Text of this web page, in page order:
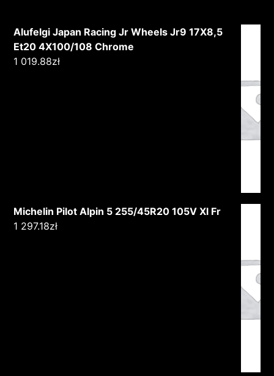
Alufelgi Japan Racing Jr Wheels Jr9 17X8,5
Et20 4X100/108 Chrome
1 019.88zł
Michelin Pilot Alpin 5 255/45R20 105V Xl Fr
1 297.18zł